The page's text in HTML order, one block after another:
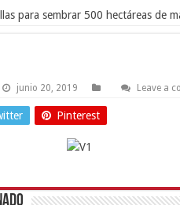
para sembrar 500 hectáreas de
junio 20, 2019 Leave a
Pinterest